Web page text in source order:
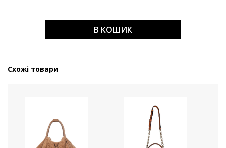
В КОШИК
Схожі товари